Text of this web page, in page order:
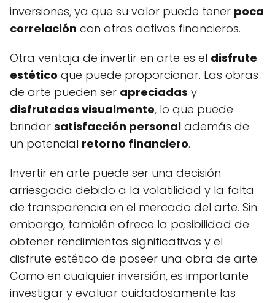
inversiones, ya que su valor puede tener poca
correlación con otros activos financieros.
Otra ventaja de invertir en arte es el disfrute
estético que puede proporcionar. Las obras
de arte pueden ser apreciadas y
disfrutadas visualmente, lo que puede
brindar satisfacción personal además de
un potencial retorno financiero.
Invertir en arte puede ser una decisión
arriesgada debido a la volatilidad y la falta
de transparencia en el mercado del arte. Sin
embargo, también ofrece la posibilidad de
obtener rendimientos significativos y el
disfrute estético de poseer una obra de arte.
Como en cualquier inversión, es importante
investigar y evaluar cuidadosamente las